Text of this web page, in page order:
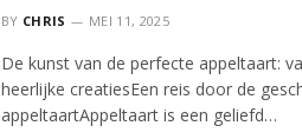
BY CHRIS MEI 11, 2025
De kunst van de perfecte appeltaart:
heerlijke creatiesEen reis door de
appeltaartAppeltaart is een geliefd…